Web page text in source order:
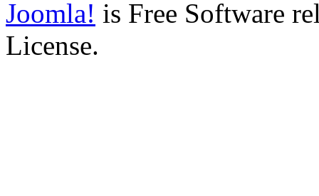
Joomla! is Free Software
License.